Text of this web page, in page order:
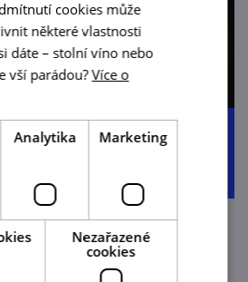
pod Mostem
cookies může
některé vlastnosti
dáte – stolní víno nebo
vší parádou?Více o
Analytika Marketing
Nezařazené
cookies